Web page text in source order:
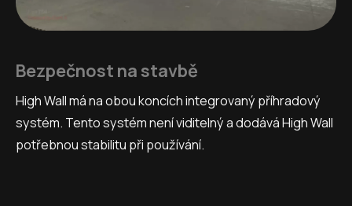
Bezpečnost na stavbě
High Wall má na obou koncích integrovaný příhradový
systém. Tento systém není viditelný a dodává High Wall
potřebnou stabilitu při používání.